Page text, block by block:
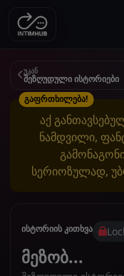
უკან
შეზღუდული ისტორიები
გაფრთხილება!
აქ
ნამდვილი,
სერიოზულად,
ისტორიის კითხვა
მეზობ...